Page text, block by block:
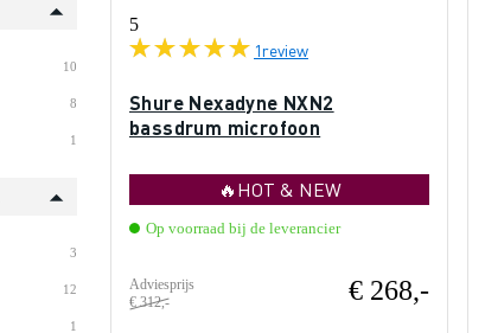
10
8
1
3
12
1
5
1review
Shure Nexadyne NXN2
bassdrum microfoon
🔥HOT & NEW
Op voorraad bij de leverancier
Adviesprijs
€ 312,-
€ 268,-